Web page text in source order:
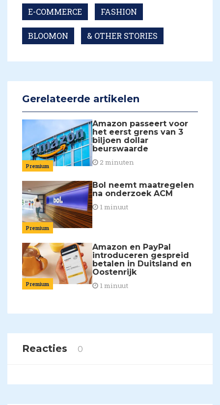
E-COMMERCE FASHION
BLOOMON & OTHER STORIES
Gerelateerde artikelen
Premium
Amazon passeert voor
het eerst grens van 3
biljoen dollar
beurswaarde
2 minuten
Premium
Bol neemt maatregelen
na onderzoek ACM
1 minuut
Premium
Amazon en PayPal
introduceren gespreid
betalen in Duitsland en
Oostenrijk
1 minuut
Reacties 0